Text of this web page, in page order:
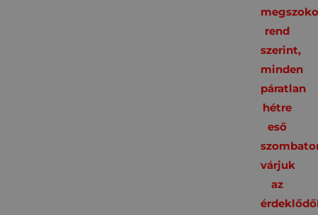
rend
szerint,
minden
páratlan
hétre
eső
várjuk
az